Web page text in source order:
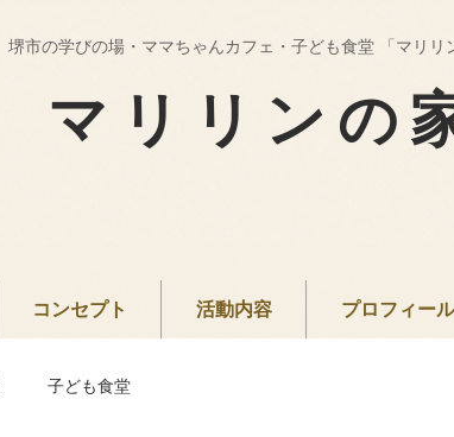
堺市の学びの場・ママちゃんカフェ・子ども食堂 「マリリ
マリリンの
コンセプト 活動内容 プロフィール
子ども食堂